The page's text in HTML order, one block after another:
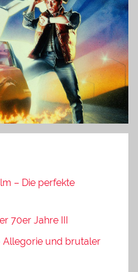
– Die perfekte
70er Jahre III
Allegorie und brutaler